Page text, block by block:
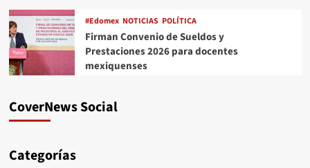
#Edomex NOTICIAS POLÍTICA
Firman Convenio de Sueldos y
Prestaciones 2026 para docentes
mexiquenses
CoverNews Social
Categorías